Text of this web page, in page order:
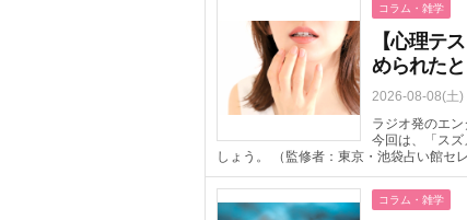
コラム・雑学
【心理テ
められた
2026-08-08(土)
ラジオ発のエ
今回は、「ス
しょう。 （監修者：東京・池袋占い館セ
コラム・雑学